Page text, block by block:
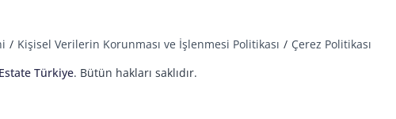
Kişisel Verilerin Korunması ve İşlenmesi Politikası
Çerez Politikası
Türkiye. Bütün hakları saklıdır.